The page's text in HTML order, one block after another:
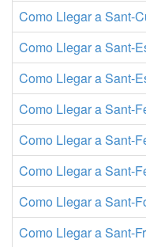
Como Llegar a Sant-
Como Llegar a Sant-
Como Llegar a Sant-
Como Llegar a Sant-
Como Llegar a Sant-
Como Llegar a Sant-
Como Llegar a Sant-
Como Llegar a Sant-